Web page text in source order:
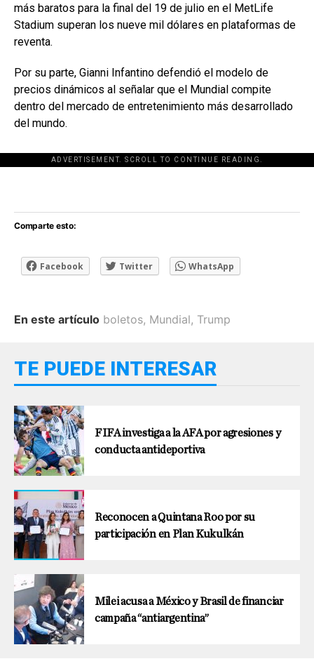
más baratos para la final del 19 de julio en el MetLife
Stadium superan los nueve mil dólares en plataformas de
reventa.
Por su parte, Gianni Infantino defendió el modelo de
precios dinámicos al señalar que el Mundial compite
dentro del mercado de entretenimiento más desarrollado
del mundo.
ADVERTISEMENT. SCROLL TO CONTINUE READING.
[adsforwp id="243463"]
Comparte esto:
Facebook Twitter WhatsApp
En este artículo boletos, Mundial, Trump
TE PUEDE INTERESAR
FIFA investiga a la AFA por agresiones y
conducta antideportiva
Reconocen a Quintana Roo por su
participación en Plan Kukulkán
Milei acusa a México y Brasil de financiar
campaña “antiargentina”